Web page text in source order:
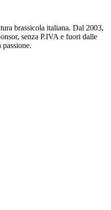
brassicola italiana. Dal 2003,
senza P.IVA e fuori dalle